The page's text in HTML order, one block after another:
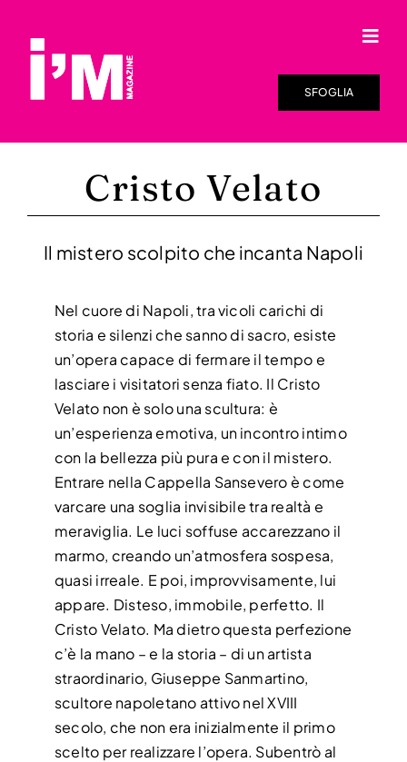
contenuto
I’M ONLINE
CHI SIAMO
CONTATTI
SFOGLIA
Cristo Velato
Il mistero scolpito che incanta Napoli
Nel cuore di Napoli, tra vicoli carichi di
storia e silenzi che sanno di sacro, esiste
un’opera capace di fermare il tempo e
lasciare i visitatori senza fiato. Il Cristo
Velato non è solo una scultura: è
un’esperienza emotiva, un incontro intimo
con la bellezza più pura e con il mistero.
Entrare nella Cappella Sansevero è come
varcare una soglia invisibile tra realtà e
meraviglia. Le luci soffuse accarezzano il
marmo, creando un’atmosfera sospesa,
quasi irreale. E poi, improvvisamente, lui
appare. Disteso, immobile, perfetto. Il
Cristo Velato. Ma dietro questa perfezione
c’è la mano – e la storia – di un artista
straordinario, Giuseppe Sanmartino,
scultore napoletano attivo nel XVIII
secolo, che non era inizialmente il primo
scelto per realizzare l’opera. Subentrò al